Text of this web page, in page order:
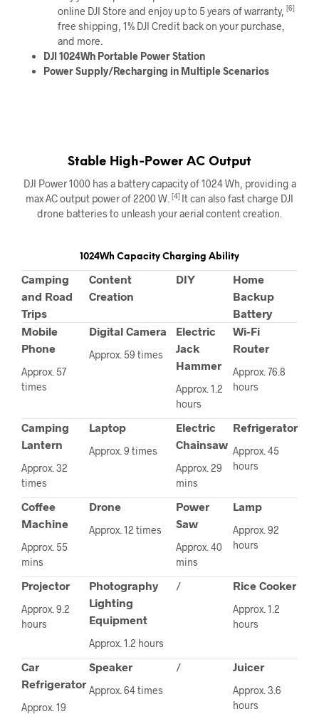
online DJI Store and enjoy up to 5 years of warranty, [6]
free shipping, 1% DJI Credit back on your purchase,
and more.
DJI 1024Wh Portable Power Station
Power Supply/Recharging in Multiple Scenarios
Stable High-Power AC Output
DJI Power 1000 has a battery capacity of 1024 Wh, providing a
max AC output power of 2200 W. [4] It can also fast charge DJI
drone batteries to unleash your aerial content creation.
1024Wh Capacity Charging Ability
Camping
and Road
Trips
Content
Creation
DIY
Home
Backup
Battery
Mobile
Phone
Approx. 57
times
Digital Camera
Approx. 59 times
Electric
Jack
Hammer
Approx. 1.2
hours
Wi-Fi
Router
Approx. 76.8
hours
Camping
Lantern
Approx. 32
times
Laptop
Approx. 9 times
Electric
Chainsaw
Approx. 29
mins
Refrigerator
Approx. 45
hours
Coffee
Machine
Approx. 55
mins
Drone
Approx. 12 times
Power
Saw
Approx. 40
mins
Lamp
Approx. 92
hours
Projector
Approx. 9.2
hours
Photography
Lighting
Equipment
Approx. 1.2 hours
/ Rice Cooker
Approx. 1.2
hours
Car
Refrigerator
Approx. 19
Speaker
Approx. 64 times
/ Juicer
Approx. 3.6
hours